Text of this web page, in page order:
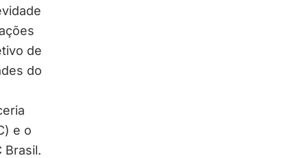
de
do
e o
Brasil.